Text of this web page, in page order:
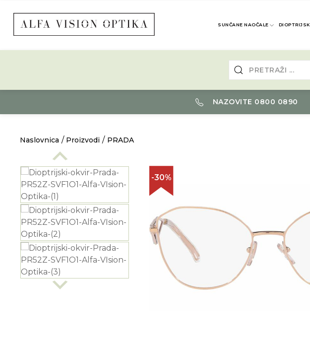
SUNČANE NAOČALE
NAZOVITE 0800 0890
Naslovnica Proizvodi PRADA
-30%